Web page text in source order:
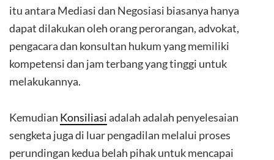
itu antara Mediasi dan Negosiasi biasanya hanya
dapat dilakukan oleh orang perorangan, advokat,
pengacara dan konsultan hukum yang memiliki
kompetensi dan jam terbang yang tinggi untuk
melakukannya.
Kemudian Konsiliasiadalah adalah penyelesaian
sengketa juga di luar pengadilan melalui proses
perundingan kedua belah pihak untuk mencapai